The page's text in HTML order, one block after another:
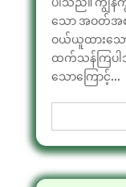
သော အဝတ်အ
ဝယ်ယူထားသေ
ထက်သန်ကြပါ
သောကြောင့်...